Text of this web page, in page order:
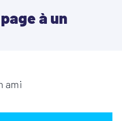
à un
ami